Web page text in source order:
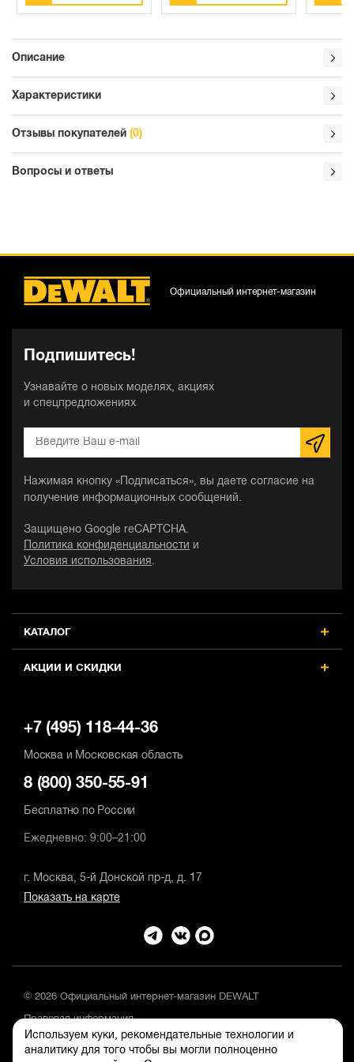
Используем куки, рекомендательные технологии и
аналитику для того чтобы вы могли полноценно
Описание
Характеристики
Отзывы покупателей (0)
Вопросы и ответы
КАТАЛОГ
АКЦИИ И СКИДКИ
Подпишитесь!
Узнавайте о новых моделях, акциях
и спецпредложениях
Нажимая кнопку «Подписаться», вы даете согласие на
получение информационных сообщений.
Защищено Google reCAPTCHA.
Политика конфиденциальности
и
Условия использования .
Официальный интернет-магазин
+7 (495) 118-44-36
Москва и Московская область
8 (800) 350-55-91
Бесплатно по России
Ежедневно: 9:00–21:00
г. Москва, 5-й Донской пр-д, д. 17
Показать на карте
© 2026 Официальный интернет-магазин DEWALT
Правовая информация
Положение об обработке и защите персональных данных